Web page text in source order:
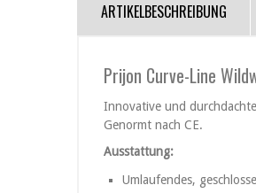
ARTIKELBESCHREIBUNG
Prijon Curve-Line
Innovative und
Genormt nach CE.
Ausstattung:
Umlaufendes,